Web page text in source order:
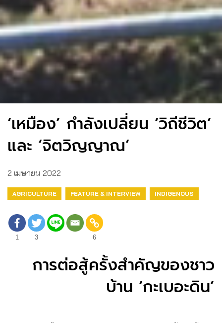
‘เหมือง’ กำลังเปลี่ยน ‘วิถีชีวิต’
และ ‘จิตวิญญาณ’
2 เมษายน 2022
AGRICULTURE FEATURE & INTERVIEW INDIGENOUS
1 3 6
การต่อสู้ครั้งสำคัญของชาว
บ้าน ‘กะเบอะดิน’